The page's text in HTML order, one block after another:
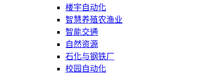
楼宇自动化
智慧养殖农渔业
智能交通
自然资源
石化与钢铁厂
校园自动化